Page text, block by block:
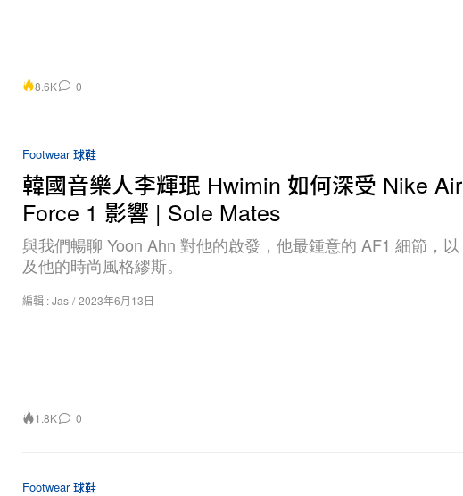
8.6K 0
Footwear 球鞋
韓國音樂人李輝珉 Hwimin 如何深受 Nike Air
Force 1 影響 | Sole Mates
與我們暢聊 Yoon Ahn 對他的啟發，他最鍾意的 AF1 細節，以
及他的時尚風格繆斯。
編輯 :Jas / 2023年6月13日
1.8K 0
Footwear 球鞋